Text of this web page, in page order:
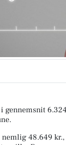
gennemsnit
48.649